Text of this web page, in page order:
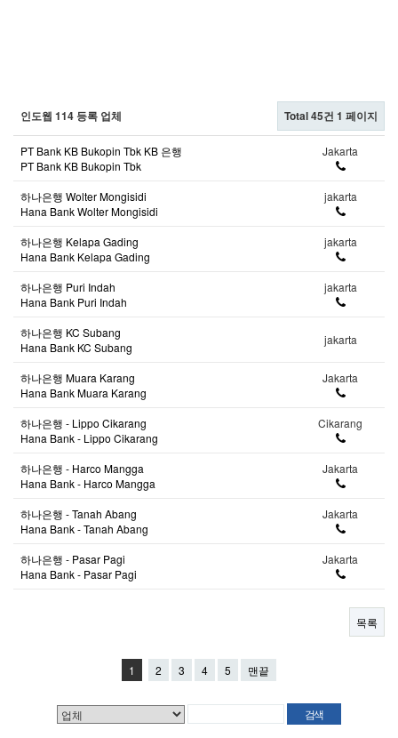
인도웹 114 등록 업체 Total 45건 1 페이지
PT Bank KB Bukopin Tbk KB 은행
PT Bank KB Bukopin Tbk
Jakarta
하나은행 Wolter Mongisidi
Hana Bank Wolter Mongisidi
jakarta
하나은행 Kelapa Gading
Hana Bank Kelapa Gading
jakarta
하나은행 Puri Indah
Hana Bank Puri Indah
jakarta
하나은행 KC Subang
Hana Bank KC Subang
jakarta
하나은행 Muara Karang
Hana Bank Muara Karang
Jakarta
하나은행 - Lippo Cikarang
Hana Bank - Lippo Cikarang
Cikarang
하나은행 - Harco Mangga
Hana Bank - Harco Mangga
Jakarta
하나은행 - Tanah Abang
Hana Bank - Tanah Abang
Jakarta
하나은행 - Pasar Pagi
Hana Bank - Pasar Pagi
Jakarta
목록
1 2 3 4 5 맨끝